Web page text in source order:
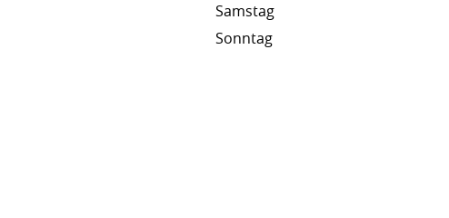
Samstag
Sonntag